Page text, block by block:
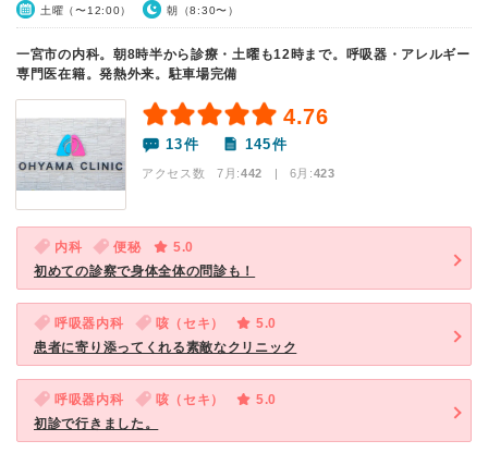
土曜（〜12:00） 朝（8:30〜）
一宮市の内科。朝8時半から診療・土曜も12時まで。呼吸器・アレルギー
専門医在籍。発熱外来。駐車場完備
4.76
13件 145件
アクセス数 7月:442 | 6月:423
内科 便秘
5.0
初めての診察で身体全体の問診も！
呼吸器内科 咳（セキ）
5.0
患者に寄り添ってくれる素敵なクリニック
呼吸器内科 咳（セキ）
5.0
初診で行きました。